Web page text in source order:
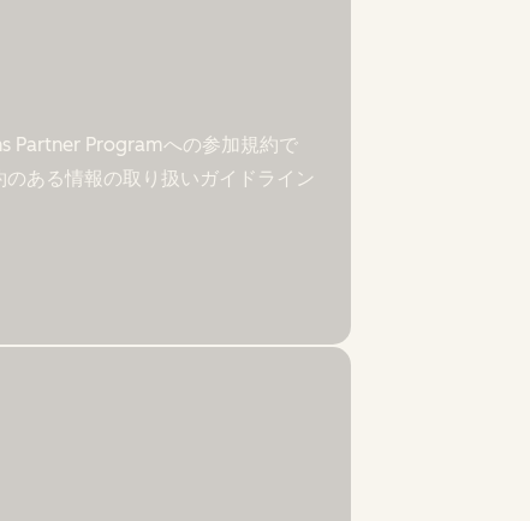
Partner Programへの参加規約で
ある情報の取り扱いガイドライン